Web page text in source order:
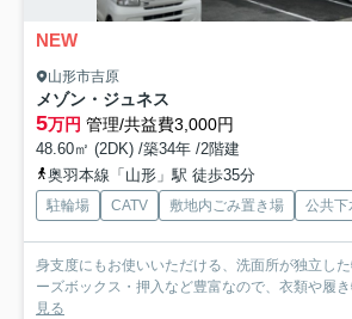
NEW
山形市吉原
メゾン・ジュネス
5万円 管理/共益費3,000円
48.60㎡ (2DK) /築34年 /2階建
奥羽本線「山形」駅 徒歩35分
駐輪場 CATV 敷地内ごみ置き場 公共下
身支度にもお使いいただける、洗面所が独立し
ーズボックス・押入など豊富なので、衣類や履
見る